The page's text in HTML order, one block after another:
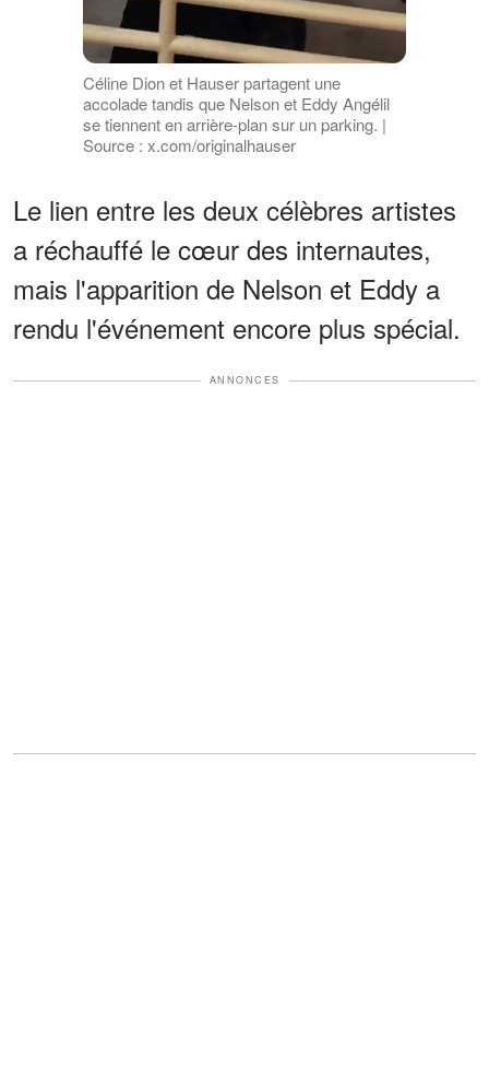
Céline Dion et Hauser partagent une
accolade tandis que Nelson et Eddy Angélil
se tiennent en arrière-plan sur un parking. |
Source : x.com/originalhauser
Le lien entre les deux célèbres artistes
a réchauffé le cœur des internautes,
mais l'apparition de Nelson et Eddy a
rendu l'événement encore plus spécial.
ANNONCES